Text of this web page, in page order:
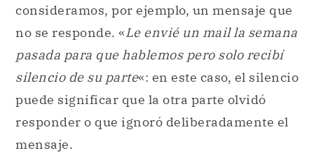
consideramos, por ejemplo, un mensaje que
no se responde. «Le envié un mail la semana
pasada para que hablemos pero solo recibí
silencio de su parte«: en este caso, el silencio
puede significar que la otra parte olvidó
responder o que ignoró deliberadamente el
mensaje.